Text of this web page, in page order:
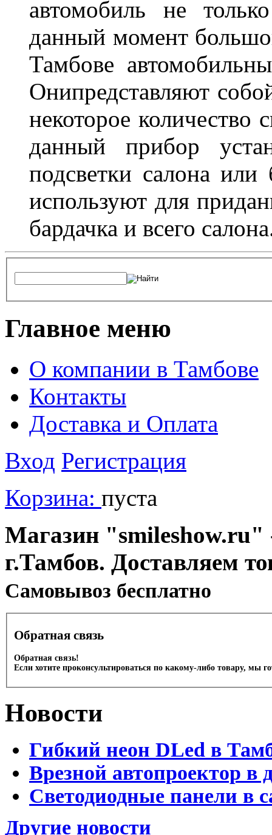
автомобиль не
данный момент
Тамбове
Онипредставляют
некоторое количество
данный прибор
подсветки салона
используют для
бардачка и всего
Главное меню
О компании в Тамбове
Контакты
Доставка и Оплата
Вход Регистрация
Корзина: пуста
Магазин "smileshow.ru"
г.Тамбов. Доставляем
Cамовывоз бесплатно
Обратная связь
Обратная связь!
Если хотите проконсультироваться по какому-либо товару, мы
Новости
Гибкий неон DLed в
Врезной автопроектор в
Светодиодные панели в
Другие новости